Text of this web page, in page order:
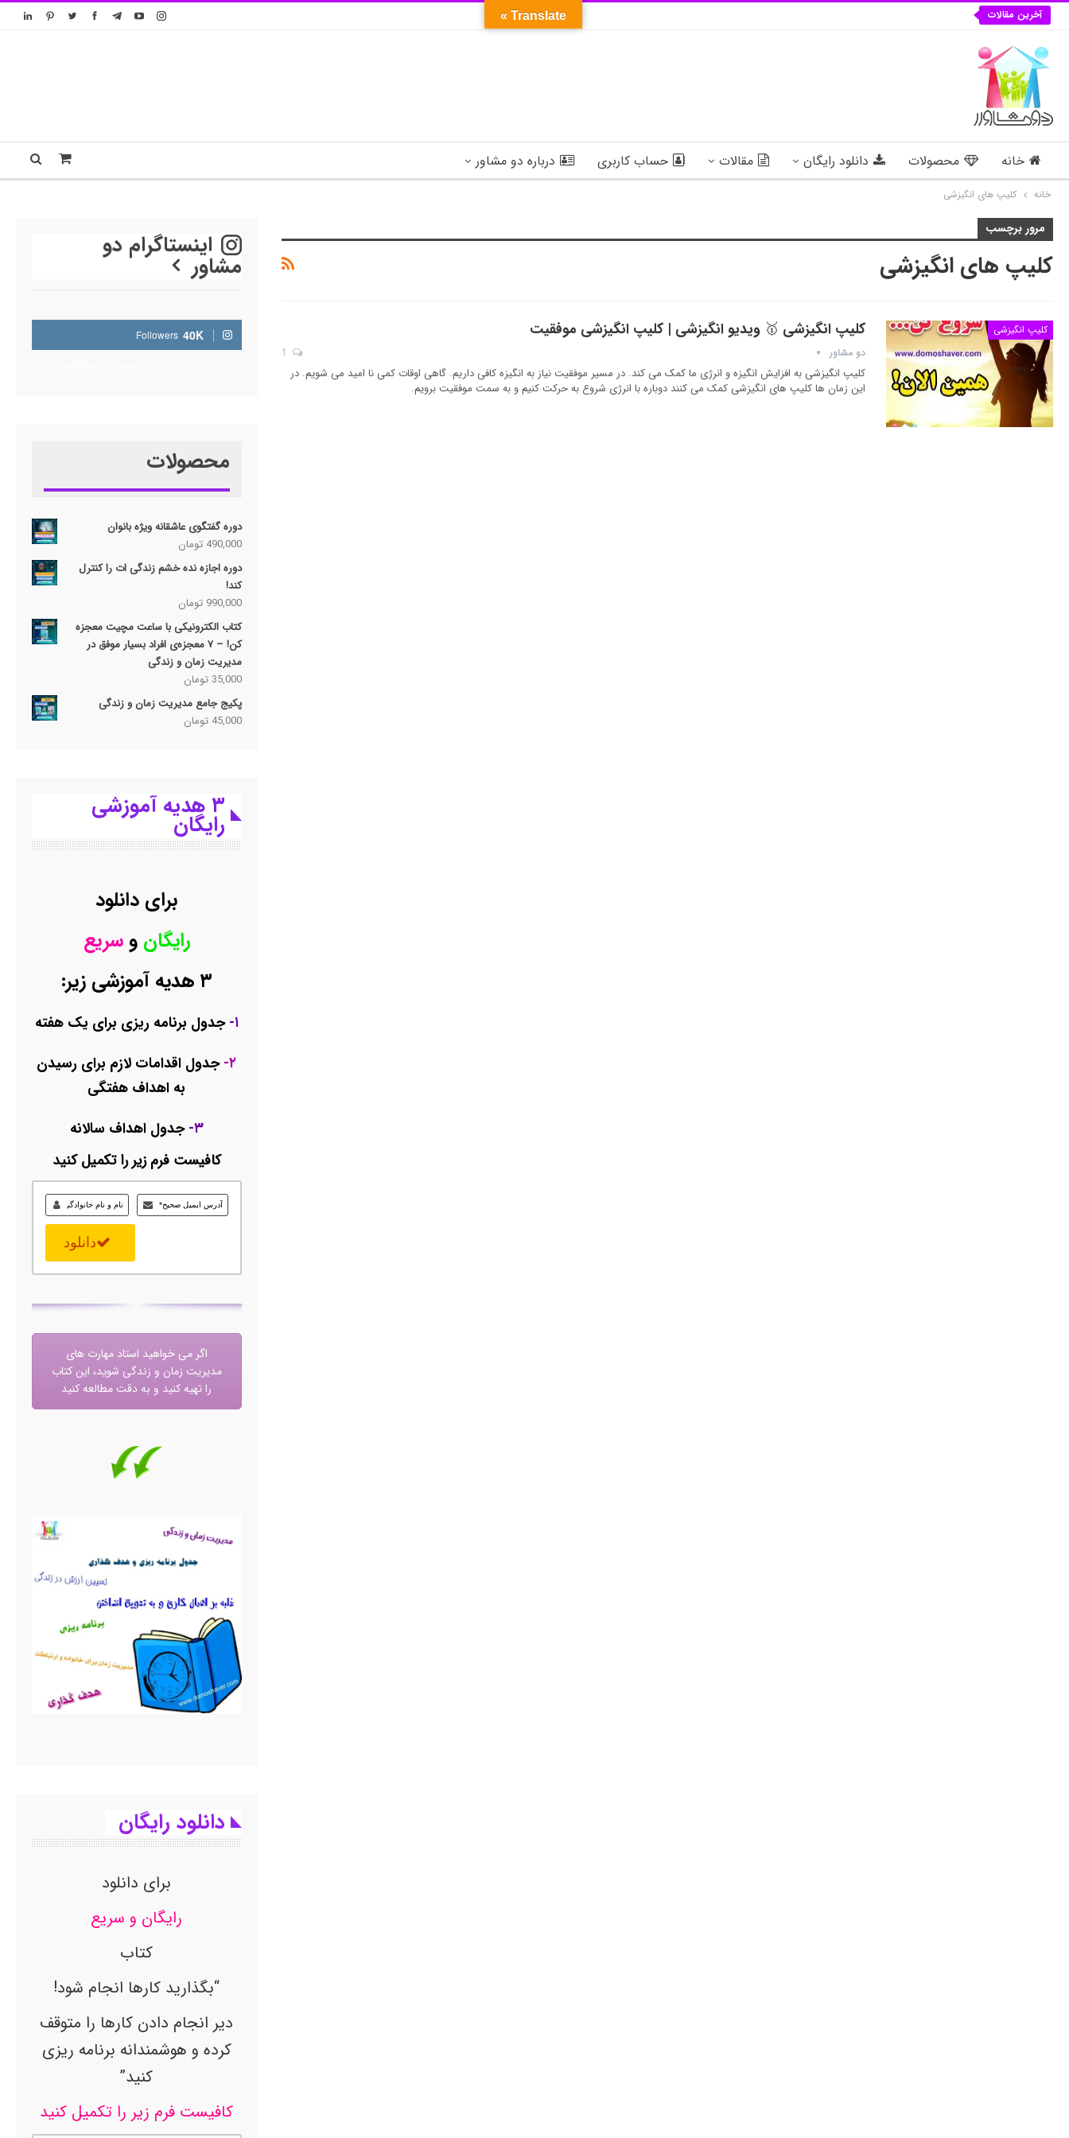
آخرین مقالات
خانه محصولات دانلود رایگان مقالات حساب کاربری درباره دو مشاور
خانه کلیپ های انگیزشی
مرور برچسب
کلیپ های انگیزشی
کلیپ انگیزشی کلیپ انگیزشی 🥇 ویدیو انگیزشی | کلیپ انگیزشی موفقیت
دو مشاور
کلیپ انگیزشی به افزایش انگیزه و انرژی ما کمک می کند. در مسیر موفقیت نیاز به انگیزه کافی داریم. گاهی اوقات کمی نا امید می شویم. در
این زمان ها کلیپ های انگیزشی کمک می کنند دوباره با انرژی شروع به حرکت کنیم و به سمت موفقیت برویم.
اینستاگرام دو
مشاور
40K
Followers
محصولات
دوره گفتگوی عاشقانه ویژه بانوان
490,000 تومان
دوره اجازه نده خشم زندگی ات را کنترل
کند!
990,000 تومان
کتاب الکترونیکی با ساعت مچیت معجزه
کن! – ۷ معجزه‌ی افراد بسیار موفق در
مدیریت زمان و زندگی
35,000 تومان
پکیج جامع مدیریت زمان و زندگی
45,000 تومان
۳ هدیه آموزشی
رایگان
برای دانلود
رایگان وسریع
۳ هدیه آموزشی زیر:
۱- جدول برنامه ریزی برای یک هفته
۲- جدول اقدامات لازم برای رسیدن
به اهداف هفتگی
۳- جدول اهداف سالانه
کافیست فرم زیر را تکمیل کنید
دانلود
اگر می خواهید استاد مهارت های
مدیریت زمان و زندگی شوید، این کتاب
را تهیه کنید و به دقت مطالعه کنید
دانلود رایگان
برای دانلود
رایگان و سریع
کتاب
“بگذارید کارها انجام شود!
دیر انجام دادن کارها را متوقف
کرده و هوشمندانه برنامه ریزی
کنید”
کافیست فرم زیر را تکمیل کنید
Translate »